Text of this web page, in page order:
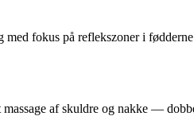
med fokus på reflekszoner i
af skuldre og nakke —